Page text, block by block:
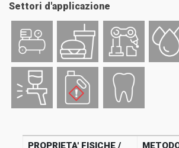
Settori d'applicazione
PROPRIETA' FISICHE /